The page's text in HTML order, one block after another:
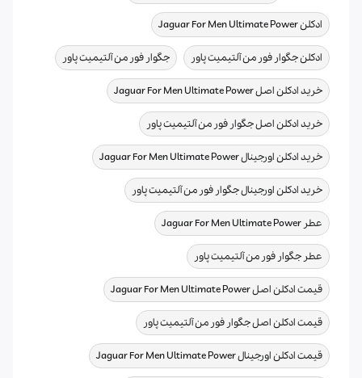
ادکلن Jaguar For Men Ultimate Power ,
ادکلن جگوار فور من آلتیمیت پاور , جگوار فور من آلتیمیت پاور ,
خرید ادکلن اصل Jaguar For Men Ultimate Power ,
خرید ادکلن اصل جگوار فور من آلتیمیت پاور ,
خرید ادکلن اورجینال Jaguar For Men Ultimate Power ,
خرید ادکلن اورجینال جگوار فور من آلتیمیت پاور ,
عطر Jaguar For Men Ultimate Power ,
عطر جگوار فور من آلتیمیت پاور ,
قیمت ادکلن اصل Jaguar For Men Ultimate Power ,
قیمت ادکلن اصل جگوار فور من آلتیمیت پاور ,
قیمت ادکلن اورجینال Jaguar For Men Ultimate Power ,